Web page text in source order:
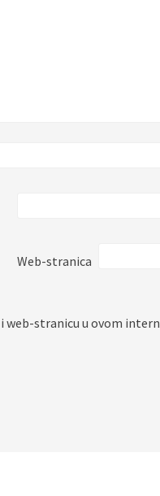
Web-stranica
web-stranicu u ovom